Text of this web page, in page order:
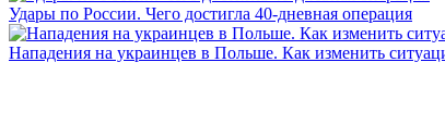
Удары по России. Чего достигла 40-дневная операция
Нападения на украинцев в Польше. Как изменить